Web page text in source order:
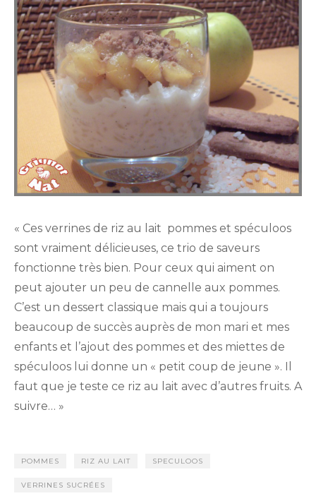
« Ces verrines de riz au lait pommes et spéculoos
sont vraiment délicieuses, ce trio de saveurs
fonctionne très bien. Pour ceux qui aiment on
peut ajouter un peu de cannelle aux pommes.
C’est un dessert classique mais qui a toujours
beaucoup de succès auprès de mon mari et mes
enfants et l’ajout des pommes et des miettes de
spéculoos lui donne un « petit coup de jeune ». Il
faut que je teste ce riz au lait avec d’autres fruits. A
suivre… »
POMMES RIZ AU LAIT SPECULOOS
VERRINES SUCRÉES